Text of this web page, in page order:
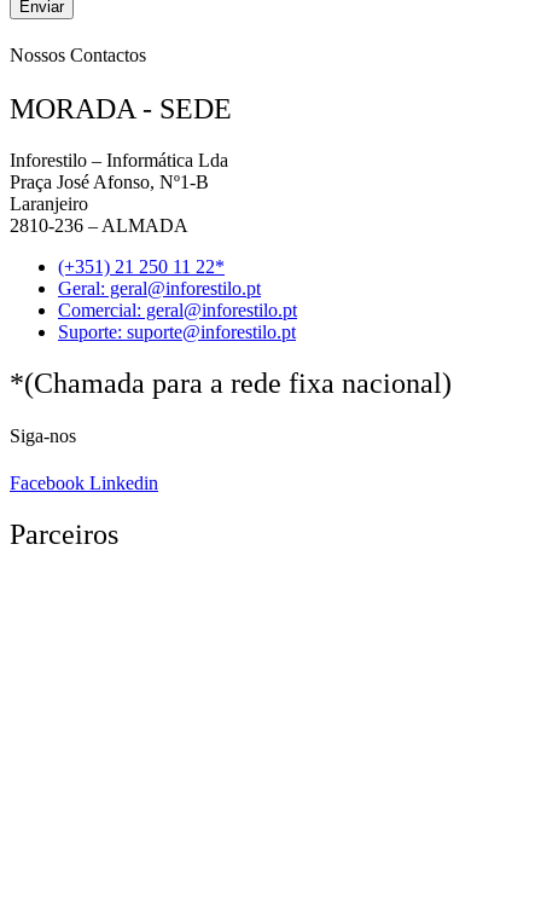
Enviar
Nossos Contactos
MORADA - SEDE
Inforestilo – Informática Lda
Praça José Afonso, Nº1-B
Laranjeiro
2810-236 – ALMADA
(+351) 21 250 11 22*
Geral: geral@inforestilo.pt
Comercial: geral@inforestilo.pt
Suporte: suporte@inforestilo.pt
*(Chamada para a rede fixa nacional)
Siga-nos
Facebook Linkedin
Parceiros